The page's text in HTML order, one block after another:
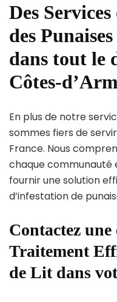
Des
des
dans tout le
Côtes-
En plus de notre
sommes fiers de
France. Nous
chaque communauté
fournir une solution
d’infestation de
Contactez
Traitement
de Lit dans